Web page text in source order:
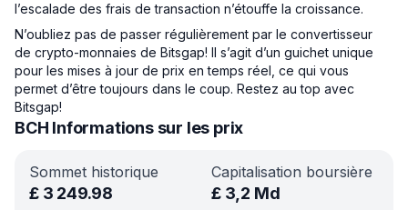
l’escalade des frais de transaction n’étouffe la croissance.
N’oubliez pas de passer régulièrement par le convertisseur
de crypto-monnaies de Bitsgap! Il s’agit d’un guichet unique
pour les mises à jour de prix en temps réel, ce qui vous
permet d’être toujours dans le coup. Restez au top avec
Bitsgap!
BCH Informations sur les prix
Sommet historique
£ 3 249.98
Capitalisation boursière
£ 3,2 Md